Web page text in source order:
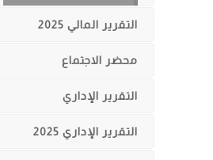
التقرير المالي 2025
محضر الاجتماع
التقرير الإداري
التقرير الإداري 2025